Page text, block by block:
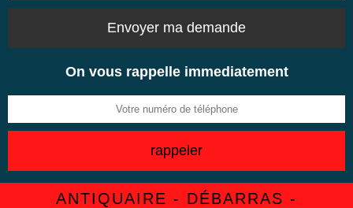
On vous rappelle immediatement
ANTIQUAIRE - DÉBARRAS -